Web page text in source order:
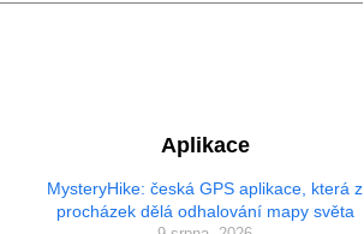
Aplikace
MysteryHike: česká GPS aplikace, která z
procházek dělá odhalování mapy světa